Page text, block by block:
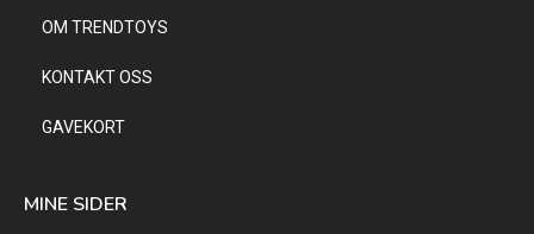
OM TRENDTOYS
KONTAKT OSS
GAVEKORT
MINE SIDER